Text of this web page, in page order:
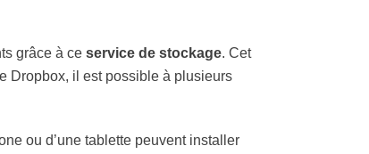
grâce à ce service de stockage. Cet
Dropbox, il est possible à plusieurs
ou d’une tablette peuvent installer